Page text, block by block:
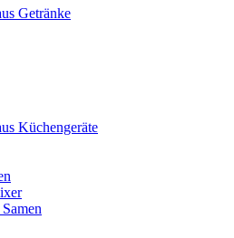
Getränke
Küchengeräte